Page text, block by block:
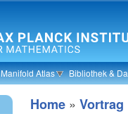
Manifold Atlas Bibliothek &
Home » Vortrag